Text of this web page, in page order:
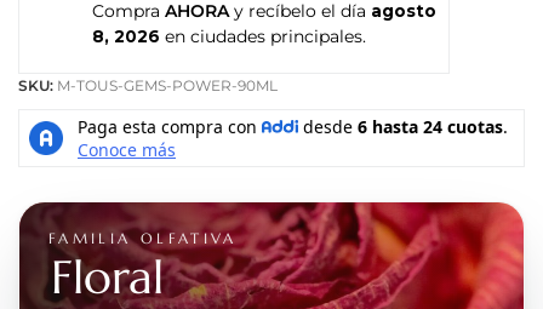
Compra AHORA y recíbelo el día agosto
8, 2026 en ciudades principales.
SKU: M-TOUS-GEMS-POWER-90ML
FAMILIA OLFATIVA
Floral